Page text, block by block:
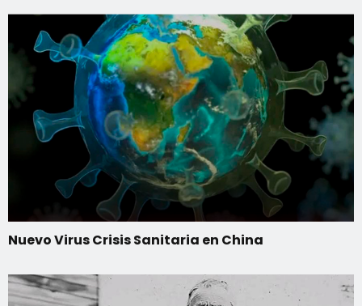
Nuevo Virus Crisis Sanitaria en China